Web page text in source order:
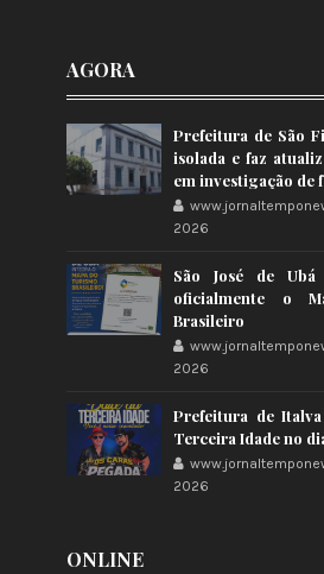
AGORA
Prefeitura de São
isolada e faz
em investigação de
2026
São José de
oficialmente o
Brasileiro
2026
Prefeitura de
Terceira Idade no
2026
ONLINE